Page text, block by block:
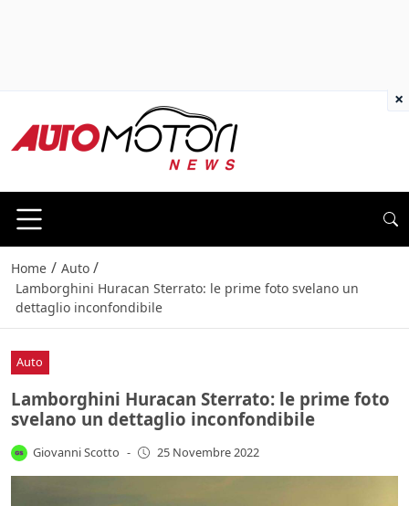
Home / Auto /
Lamborghini Huracan Sterrato: le prime foto svelano un
dettaglio inconfondibile
Auto
Lamborghini Huracan Sterrato: le prime foto
svelano un dettaglio inconfondibile
Giovanni Scotto - 25 Novembre 2022
×